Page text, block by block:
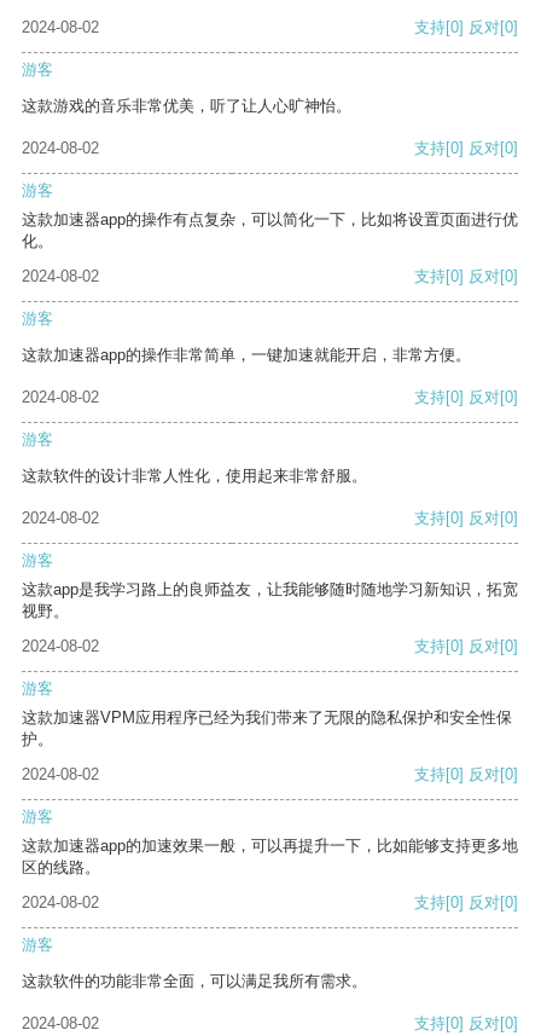
2024-08-02 支持[0] 反对[0]
游客
这款游戏的音乐非常优美，听了让人心旷神怡。
2024-08-02 支持[0] 反对[0]
游客
这款加速器app的操作有点复杂，可以简化一下，比如将设置页面进行优
化。
2024-08-02
支持[0] 反对[0]
游客
这款加速器app的操作非常简单，一键加速就能开启，非常方便。
2024-08-02 支持[0] 反对[0]
游客
这款软件的设计非常人性化，使用起来非常舒服。
2024-08-02 支持[0] 反对[0]
游客
这款app是我学习路上的良师益友，让我能够随时随地学习新知识，拓宽
视野。
2024-08-02
支持[0] 反对[0]
游客
这款加速器VPM应用程序已经为我们带来了无限的隐私保护和安全性保
护。
2024-08-02
支持[0] 反对[0]
游客
这款加速器app的加速效果一般，可以再提升一下，比如能够支持更多地
区的线路。
2024-08-02
支持[0] 反对[0]
游客
这款软件的功能非常全面，可以满足我所有需求。
2024-08-02 支持[0] 反对[0]